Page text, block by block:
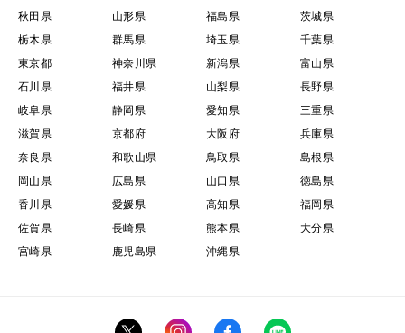
秋田県
山形県 福島県
茨城県
栃木県
群馬県 埼玉県
千葉県
東京都
神奈川県 新潟県
富山県
石川県
福井県 山梨県
長野県
岐阜県
静岡県 愛知県
三重県
滋賀県
京都府 大阪府
兵庫県
奈良県
和歌山県 鳥取県
島根県
岡山県
広島県 山口県
徳島県
香川県
愛媛県 高知県
福岡県
佐賀県
長崎県 熊本県
大分県
宮崎県
鹿児島県 沖縄県